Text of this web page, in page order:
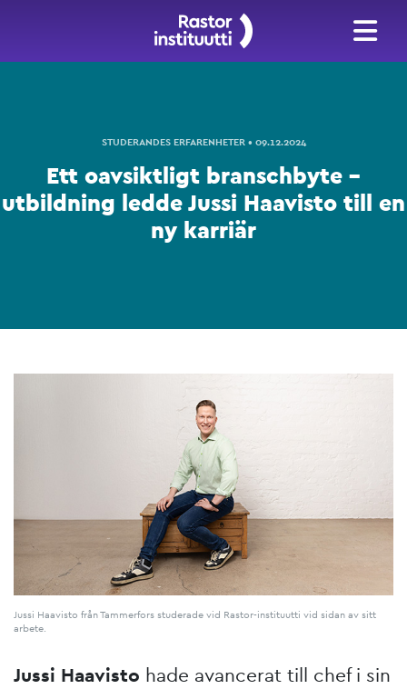
STUDERANDES ERFARENHETER • 09.12.2024
Ett oavsiktligt branschbyte –
utbildning ledde Jussi Haavisto till en
ny karriär
Jussi Haavisto från Tammerfors studerade vid Rastor-instituutti vid sidan av sitt
arbete.
Jussi Haavisto hade avancerat till chef i sin